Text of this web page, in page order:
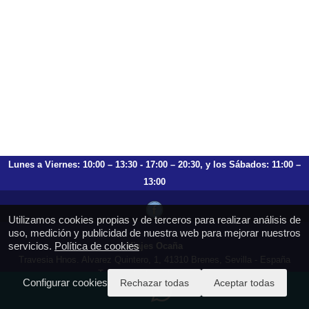
Utilizamos cookies propias y de terceros para realizar análisis de
uso, medición y publicidad de nuestra web para mejorar nuestros
servicios. Política de cookies
Configurar cookies Rechazar todas Aceptar todas
Lunes a Viernes: 10:00 – 13:30 - 17:00 – 20:30, y los Sábados: 11:00 –
13:00
Viajes Ocaña
T.: 659 753 504 954 797 472
https://viajesocana.es
reservas@viajesocana.es